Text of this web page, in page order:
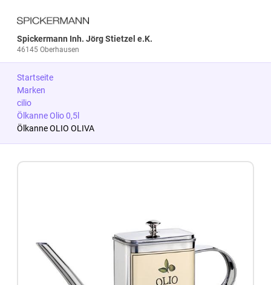
Spickermann Inh. Jörg Stietzel e.K.
46145 Oberhausen
Startseite
Marken
cilio
Ölkanne Olio 0,5l
Ölkanne OLIO OLIVA